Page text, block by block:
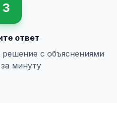
3
ответ
с объяснениями
минуту